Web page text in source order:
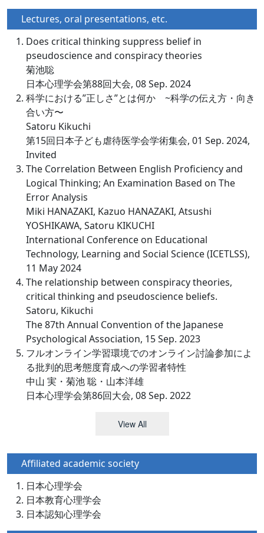
Lectures, oral presentations, etc.
Does critical thinking suppress belief in
pseudoscience and conspiracy theories
菊池聡
日本心理学会第88回大会, 08 Sep. 2024
科学における”正しさ”とは何か ~科学の伝え方・向き
合い方〜
Satoru Kikuchi
第15回日本子ども虐待医学会学術集会, 01 Sep. 2024,
Invited
The Correlation Between English Proficiency and
Logical Thinking; An Examination Based on The
Error Analysis
Miki HANAZAKI, Kazuo HANAZAKI, Atsushi
YOSHIKAWA, Satoru KIKUCHI
International Conference on Educational
Technology, Learning and Social Science (ICETLSS),
11 May 2024
The relationship between conspiracy theories,
critical thinking and pseudoscience beliefs.
Satoru, Kikuchi
The 87th Annual Convention of the Japanese
Psychological Association, 15 Sep. 2023
フルオンライン学習環境でのオンライン討論参加によ
る批判的思考態度育成への学習者特性
中山 実・菊池 聡・山本洋雄
日本心理学会第86回大会, 08 Sep. 2022
View All
Affiliated academic society
日本心理学会
日本教育心理学会
日本認知心理学会